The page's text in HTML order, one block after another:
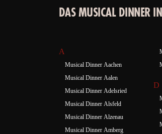
DAS MUSICAL DINNER
A
Musical Dinner Aachen
Musical Dinner Aalen
Musical Dinner Adelsried
Musical Dinner Alsfeld
Musical Dinner Alzenau
Musical Dinner Amberg
D